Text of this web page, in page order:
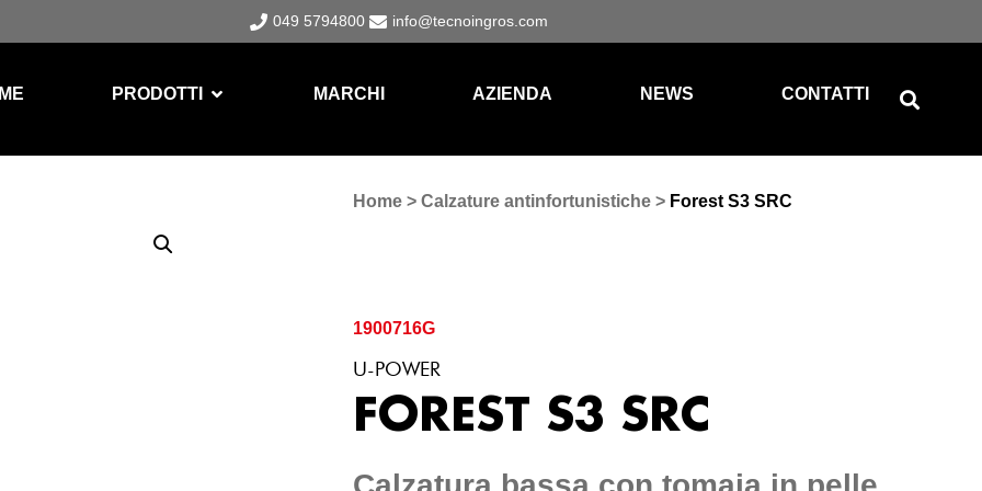
049 5794800 info@tecnoingros.com
PRODOTTI MARCHI AZIENDA NEWS CONTATTI
Home >Calzature antinfortunistiche > Forest S3 SRC
1900716G
U-POWER
FOREST S3 SRC